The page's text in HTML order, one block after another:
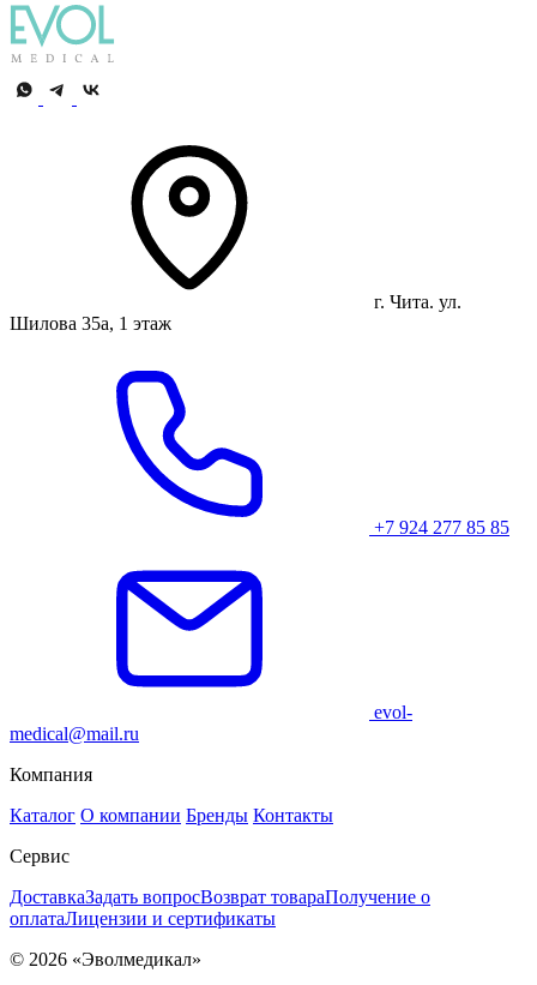
г. Чита. ул.
Шилова 35а, 1 этаж
+7 924 277 85 85
evol-
medical@mail.ru
Компания
Каталог О компании Бренды Контакты
Сервис
ДоставкаЗадать вопросВозврат товараПолучение о
оплатаЛицензии и сертификаты
© 2026 «Эволмедикал»